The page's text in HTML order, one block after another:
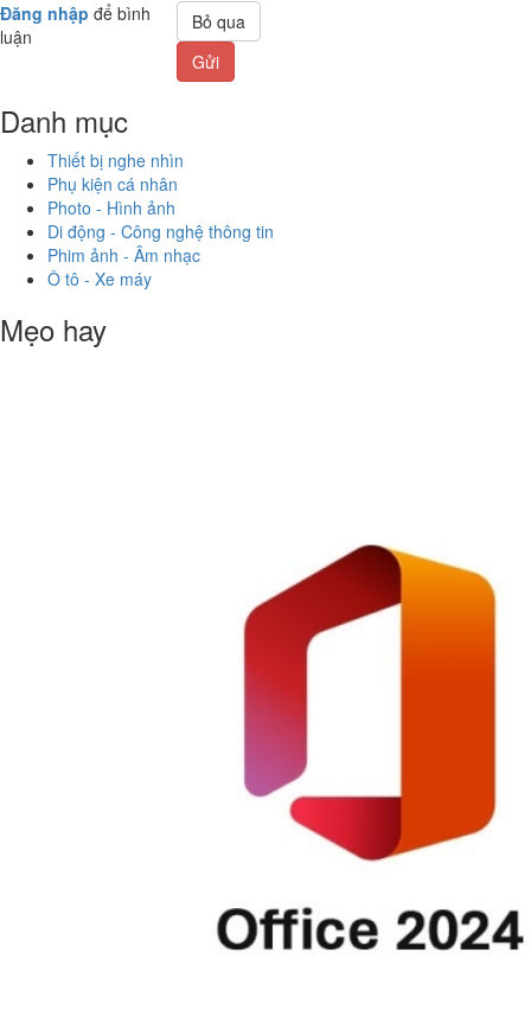
Đăng nhập để bình
luận
Bỏ qua
Gửi
Danh mục
Thiết bị nghe nhìn
Phụ kiện cá nhân
Photo - Hình ảnh
Di động - Công nghệ thông tin
Phim ảnh - Âm nhạc
Ô tô - Xe máy
Mẹo hay